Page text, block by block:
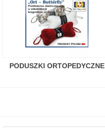
PODUSZKI ORTOPEDYCZNE